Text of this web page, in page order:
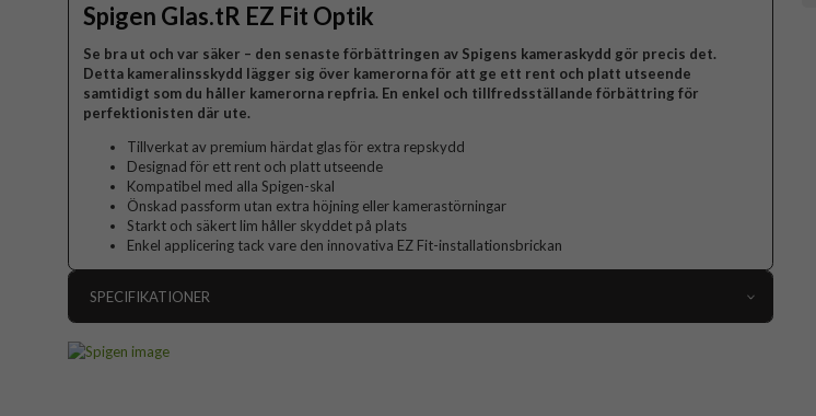
Spigen Glas.tR EZ Fit Optik
Se bra ut och var säker – den senaste förbättringen av Spigens kameraskydd gör precis det.
Detta kameralinsskydd lägger sig över kamerorna för att ge ett rent och platt utseende
samtidigt som du håller kamerorna repfria. En enkel och tillfredsställande förbättring för
perfektionisten där ute.
Tillverkat av premium härdat glas för extra repskydd
Designad för ett rent och platt utseende
Kompatibel med alla Spigen-skal
Önskad passform utan extra höjning eller kamerastörningar
Starkt och säkert lim håller skyddet på plats
Enkel applicering tack vare den innovativa EZ Fit-installationsbrickan
SPECIFIKATIONER